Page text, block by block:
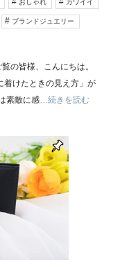
ブランドジュエリー
の皆様、こんにちは。
着けたときの見え方」が
素敵に感 …続きを読む